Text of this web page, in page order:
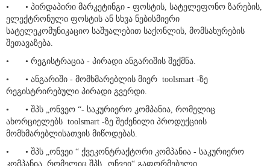
• პირდაპირი მარკეტინგი - ფოსტის, სატელეფონო ზარების,
ელექტრონული ფოსტის ან სხვა ნებისმიერი
სატელეკომუნიკაციო საშუალებით საქონლის, მომსახურების
შეთავაზება.
• რეგისტრაცია - პირადი ანგარიშის შექმნა.
•
• ანგარიში - მომხმარებლის მიერ toolsmart -ზე
რეგისტრირებული პირადი გვერდი.
•
• შპს „ონვეო “- საკურიერო კომპანია, რომელიც
ახორციელებს toolsmart -ზე შეძენილი პროდუქციის
მომხმარებლისათვის მიწოდებას.
• შპს „ონვეი “ ქვეკონტრაქტორი კომპანია - საკურიერო